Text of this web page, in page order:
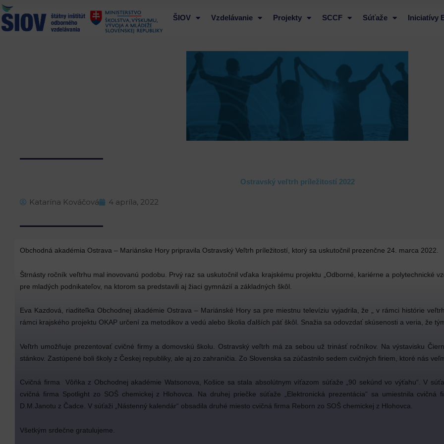
Preskočiť
na
obsah
ŠIOV Vzdelávanie Projekty SCCF Súťaže Iniciatívy
Ostravský veľtrh príležitostí 2022
Katarína Kováčová 4 apríla, 2022
Obchodná akadémia Ostrava – Mariánske Hory pripravila Ostravský Veľtrh príležitostí, ktorý sa uskutočnil prezenčne 24. marca 2022.
Štrnásty ročník veľtrhu mal inovovanú podobu. Prvý raz sa uskutočnil vďaka krajskému projektu „Odborné, kariérne a polytechnické
pre mladých podnikateľov, na ktorom sa predstavili aj žiaci gymnázií a základných škôl.
Eva Kazdová, riaditeľka Obchodnej akadémie Ostrava – Mariánské Hory sa pre miestnu televíziu vyjadrila, že „ v rámci histórie
rámci krajského projektu OKAP určení za metodikov a vedú alebo školia ďalších päť škôl. Snažia sa odovzdať skúsenosti a veria, že
Veľtrh umožňuje prezentovať cvičné firmy a domovskú školu. Ostravský veľtrh má za sebou už trinásť ročníkov. Na výstavisku
stánkov. Zastúpené boli školy z Českej republiky, ale aj zo zahraničia. Zo Slovenska sa zúčastnilo sedem cvičných firiem, ktoré nás
Cvičná firma Vôňka z Obchodnej akadémie Watsonova, Košice sa stala absolútnym víťazom súťaže „90 sekúnd vo výťahu“. V
cvičná firma Spotlight zo SOŠ chemickej z Hlohovca. Na druhej priečke súťaže „Elektronická prezentácia“ sa umiestnila cvičná
D.M.Janotu z Čadce. V súťaži „Nástenný kalendár“ obsadila druhé miesto cvičná firma Reborn zo SOŠ chemickej z Hlohovca.
Všetkým srdečne gratulujeme.